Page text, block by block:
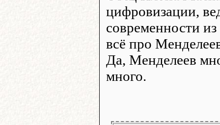
цифровизации,
современности
всё про
Да, Менделеев
много.